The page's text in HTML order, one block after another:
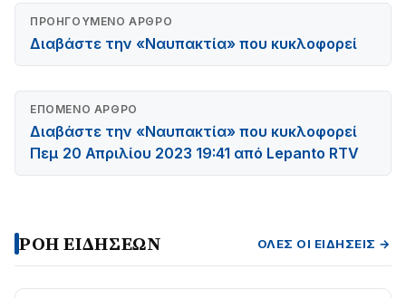
ΠΡΟΗΓΟΎΜΕΝΟ ΆΡΘΡΟ
Διαβάστε την «Ναυπακτία» που κυκλοφορεί
ΕΠΌΜΕΝΟ ΆΡΘΡΟ
Διαβάστε την «Ναυπακτία» που κυκλοφορεί
Πεμ 20 Απριλίου 2023 19:41 από Lepanto RTV
ΡΟΗ ΕΙΔΗΣΕΩΝ ΌΛΕΣ ΟΙ ΕΙΔΉΣΕΙΣ →